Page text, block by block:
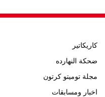
كاريكاتير
ضحكة النهارده
مجلة توميتو كرتون
اخبار ومسابقات